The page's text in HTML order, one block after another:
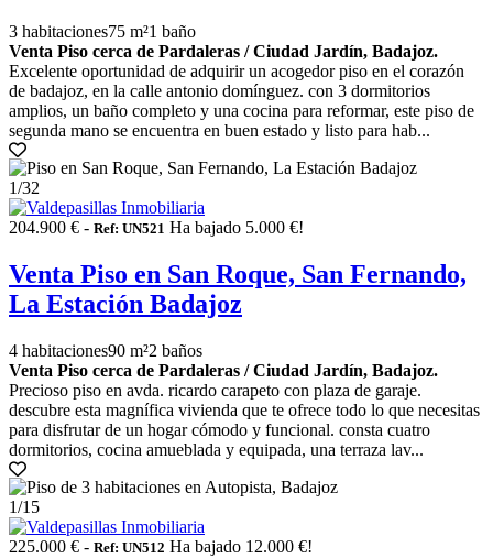
3 habitaciones75 m²1 baño
Venta Piso cerca de Pardaleras / Ciudad Jardín, Badajoz.
Excelente oportunidad de adquirir un acogedor piso en el corazón
de badajoz, en la calle antonio domínguez. con 3 dormitorios
amplios, un baño completo y una cocina para reformar, este piso de
segunda mano se encuentra en buen estado y listo para hab...
1/32
204.900 € - Ref: UN521 Ha bajado 5.000 €!
Venta Piso en San Roque, San Fernando,
La Estación Badajoz
4 habitaciones90 m²2 baños
Venta Piso cerca de Pardaleras / Ciudad Jardín, Badajoz.
Precioso piso en avda. ricardo carapeto con plaza de garaje.
descubre esta magnífica vivienda que te ofrece todo lo que necesitas
para disfrutar de un hogar cómodo y funcional. consta cuatro
dormitorios, cocina amueblada y equipada, una terraza lav...
1/15
225.000 € - Ref: UN512 Ha bajado 12.000 €!